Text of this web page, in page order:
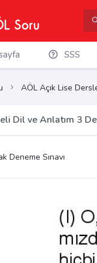
SSS
AÖL Açık Lise
Dil ve Anlatım 3
Deneme Sınavı